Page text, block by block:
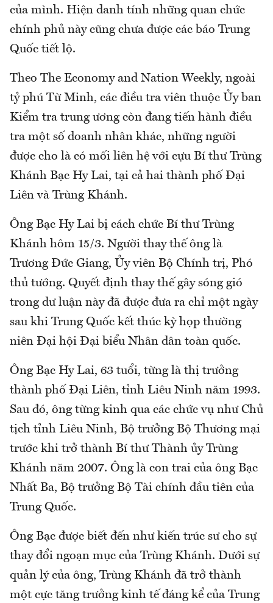
của mình. Hiện danh tính những quan chức
chính phủ này cũng chưa được các báo Trung
Quốc tiết lộ.
Theo The Economy and Nation Weekly, ngoài
tỷ phú Từ Minh, các điều tra viên thuộc Ủy ban
Kiểm tra trung ương còn đang tiến hành điều
tra một số doanh nhân khác, những người
được cho là có mối liên hệ với cựu Bí thư Trùng
Khánh Bạc Hy Lai, tại cả hai thành phố Đại
Liên và Trùng Khánh.
Ông Bạc Hy Lai bị cách chức Bí thư Trùng
Khánh hôm 15/3. Người thay thế ông là
Trương Đức Giang, Ủy viên Bộ Chính trị, Phó
thủ tướng. Quyết định thay thế gây sóng gió
trong dư luận này đã được đưa ra chỉ một ngày
sau khi Trung Quốc kết thúc kỳ họp thường
niên Đại hội Đại biểu Nhân dân toàn quốc.
Ông Bạc Hy Lai, 63 tuổi, từng là thị trưởng
thành phố Đại Liên, tỉnh Liêu Ninh năm 1993.
Sau đó, ông từng kinh qua các chức vụ như Chủ
tịch tỉnh Liêu Ninh, Bộ trưởng Bộ Thương mại
trước khi trở thành Bí thư Thành ủy Trùng
Khánh năm 2007. Ông là con trai của ông Bạc
Nhất Ba, Bộ trưởng Bộ Tài chính đầu tiên của
Trung Quốc.
Ông Bạc được biết đến như kiến trúc sư cho sự
thay đổi ngoạn mục của Trùng Khánh. Dưới sự
quản lý của ông, Trùng Khánh đã trở thành
một cực tăng trưởng kinh tế đáng kể của Trung